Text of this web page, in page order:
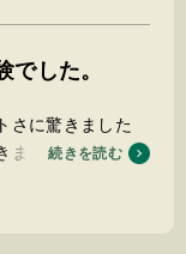
した。
さに驚きました
ました。セットの
続きを読む